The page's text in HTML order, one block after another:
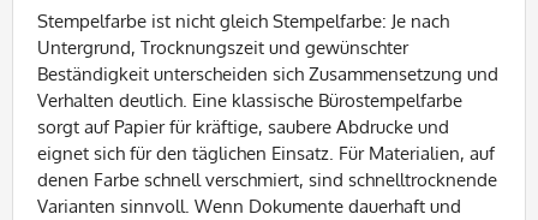
Stempelfarbe ist nicht gleich Stempelfarbe: Je nach
Untergrund, Trocknungszeit und gewünschter
Beständigkeit unterscheiden sich Zusammensetzung und
Verhalten deutlich. Eine klassische Bürostempelfarbe
sorgt auf Papier für kräftige, saubere Abdrucke und
eignet sich für den täglichen Einsatz. Für Materialien, auf
denen Farbe schnell verschmiert, sind schnelltrocknende
Varianten sinnvoll. Wenn Dokumente dauerhaft und